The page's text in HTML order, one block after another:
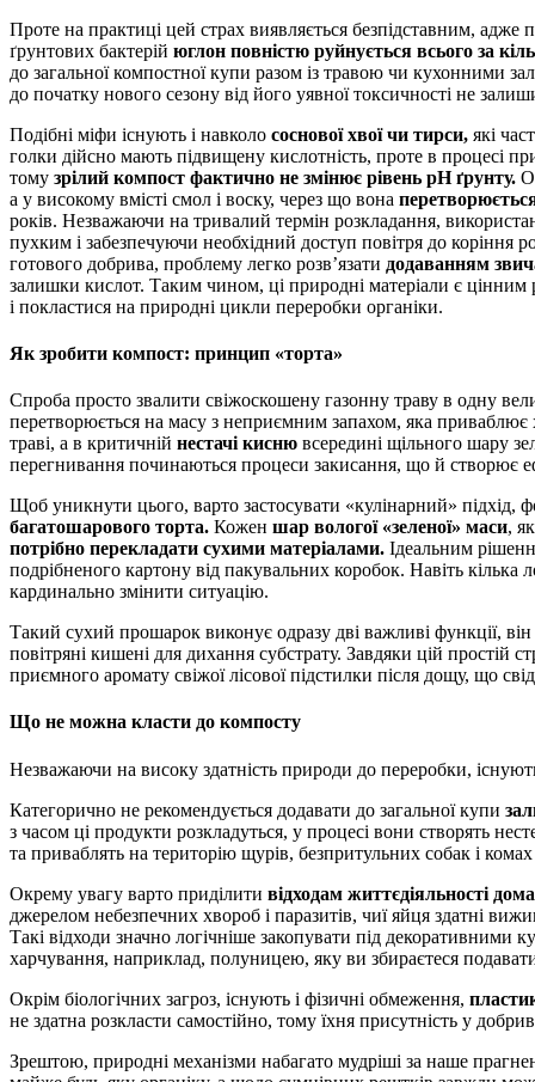
Проте на практиці цей страх виявляється безпідставним, адже
ґрунтових бактерій юглон повністю руйнується всього за
до загальної компостної купи разом із травою чи кухонними
до початку нового сезону від його уявної токсичності не
Подібні міфи існують і навколо соснової хвої чи тирси, які
голки дійсно мають підвищену кислотність, проте в процесі
тому зрілий компост фактично не змінює рівень pH ґрунту.
а у високому вмісті смол і воску, через що вона
років. Незважаючи на тривалий термін розкладання,
пухким і забезпечуючи необхідний доступ повітря до
готового добрива, проблему легко розв’язати додаванням
залишки кислот. Таким чином, ці природні матеріали є цінним
і покластися на природні цикли переробки органіки.
Як зробити компост: принцип «торта»
Спроба просто звалити свіжоскошену газонну траву в одну
перетворюється на масу з неприємним запахом, яка приваблює
траві, а в критичній нестачі кисню всередині щільного шару
перегнивання починаються процеси закисання, що й створює
Щоб уникнути цього, варто застосувати «кулінарний»
багатошарового торта. Кожен шар вологої «зеленої» маси,
потрібно перекладати сухими матеріалами. Ідеальним
подрібненого картону від пакувальних коробок. Навіть
кардинально змінити ситуацію.
Такий сухий прошарок виконує одразу дві важливі функції,
повітряні кишені для дихання субстрату. Завдяки цій простій
приємного аромату свіжої лісової підстилки після дощу, що
Що не можна класти до компосту
Незважаючи на високу здатність природи до переробки,
Категорично не рекомендується додавати до загальної купи
з часом ці продукти розкладуться, у процесі вони створять
та приваблять на територію щурів, безпритульних собак і
Окрему увагу варто приділити відходам життєдіяльності
джерелом небезпечних хвороб і паразитів, чиї яйця здатні
Такі відходи значно логічніше закопувати під
харчування, наприклад, полуницею, яку ви збираєтеся
Окрім біологічних загроз, існують і фізичні обмеження,
не здатна розкласти самостійно, тому їхня присутність у
Зрештою, природні механізми набагато мудріші за наше